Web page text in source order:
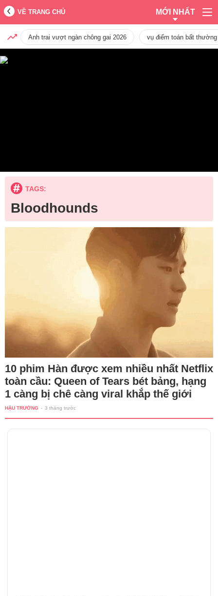
VỀ TRANG CHỦ MỚI NHẤT
Anh trai vượt ngàn chông gai 2026 vụ điểm toán bất
TAGS:
Bloodhounds
10 phim Hàn được xem nhiều nhất Netflix
toàn cầu: Queen of Tears bét bảng, hạng
1 càng bị chê càng viral khắp thế giới
HẬU TRƯỜNG - 3 tháng trước